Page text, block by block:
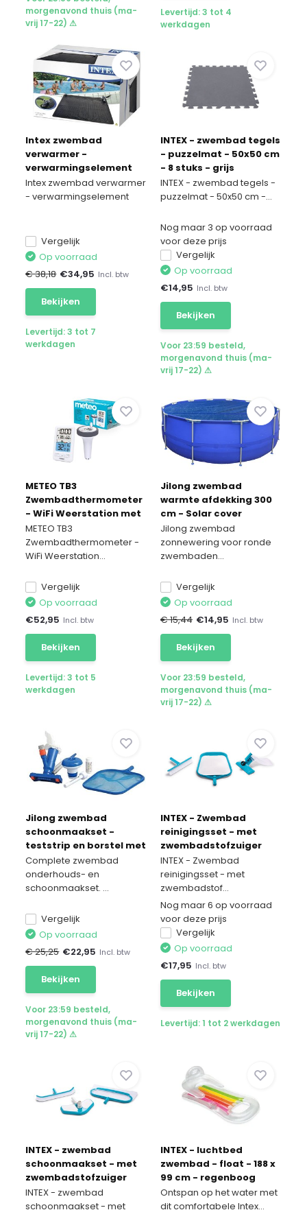
morgenavond thuis (ma-
vrij 17-22) ⚠
Levertijd: 3 tot 4
werkdagen
Intex zwembad
verwarmer -
verwarmingselement
Intex zwembad verwarmer
- verwarmingselement
Vergelijk
Op voorraad
€ 38,18 €34,95 Incl. btw
Bekijken
Levertijd: 3 tot 7
werkdagen
INTEX - zwembad tegels
- puzzelmat - 50x50 cm
- 8 stuks - grijs
INTEX - zwembad tegels -
puzzelmat - 50x50 cm -...
Nog maar 3 op voorraad
voor deze prijs
Vergelijk
Op voorraad
€14,95 Incl. btw
Bekijken
Voor 23:59 besteld,
morgenavond thuis (ma-
vrij 17-22) ⚠
METEO TB3
Zwembadthermometer
- WiFi Weerstation met
App-besturing
METEO TB3
Zwembadthermometer -
WiFi Weerstation...
Vergelijk
Op voorraad
€52,95 Incl. btw
Bekijken
Levertijd: 3 tot 5
werkdagen
Jilong zwembad
warmte afdekking 300
cm - Solar cover
Jilong zwembad
zonnewering voor ronde
zwembaden...
Vergelijk
Op voorraad
€ 15,44 €14,95 Incl. btw
Bekijken
Voor 23:59 besteld,
morgenavond thuis (ma-
vrij 17-22) ⚠
Jilong zwembad
schoonmaakset -
teststrip en borstel met
net
Complete zwembad
onderhouds- en
schoonmaakset. ...
Vergelijk
Op voorraad
€ 25,25 €22,95 Incl. btw
Bekijken
Voor 23:59 besteld,
morgenavond thuis (ma-
vrij 17-22) ⚠
INTEX - Zwembad
reinigingsset - met
zwembadstofzuiger
INTEX - Zwembad
reinigingsset - met
zwembadstof...
Nog maar 6 op voorraad
voor deze prijs
Vergelijk
Op voorraad
€17,95 Incl. btw
Bekijken
Levertijd: 1 tot 2 werkdagen
INTEX - zwembad
schoonmaakset - met
zwembadstofzuiger
INTEX - zwembad
schoonmaakset - met
INTEX - luchtbed
zwembad - float - 188 x
99 cm - regenboog
Ontspan op het water met
dit comfortabele Intex...